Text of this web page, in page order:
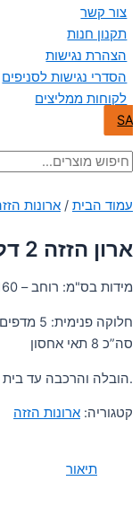
צור קשר
תקנון חנות
הצהרת נגישות
הסדרי נגישות לסניפים
לקוחות ממליצים
עמוד הבית / ארונות
ארון הזזה 2 דלתות דגם – ויקטור
מידות בס"מ: רוחב – 160 ס"מ גובה – 236 ס"מ עומק – 60 ס"מ
סה”כ 8 תאי אחסון
.הובלה והרכבה עד בית לקוח
קטגוריה: ארונות הזזה
תיאור